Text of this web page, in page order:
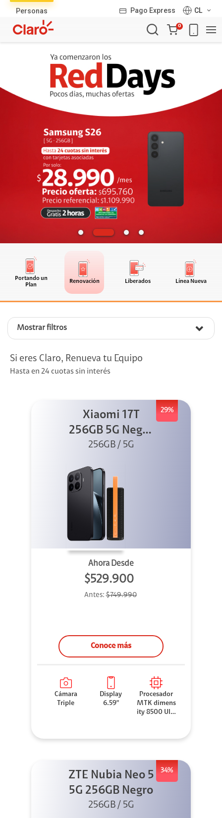
Personas Pago Express
CL
Carro
de
0
Portando un
Plan
Renovación Liberados Línea Nueva
Mostrar filtros
productos
Si eres Claro, Renueva tu Equipo
Hasta en 24 cuotas sin interés
29%
Xiaomi 17T
256GB 5G Negro
+ Sound
256GB / 5G
Ahora Desde
$529.900
Antes:$749.990
Conoce más
Cámara
Triple
Display
6.59"
Procesador
MTK dimens
ity 8500 Ultr
34%
ZTE Nubia Neo 5
5G 256GB Negro
256GB / 5G